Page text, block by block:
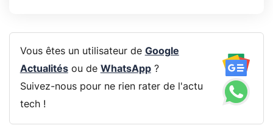
Vous êtes un utilisateur de Google
Actualitésou de WhatsApp?
Suivez-nous pour ne rien rater de l'actu
tech !